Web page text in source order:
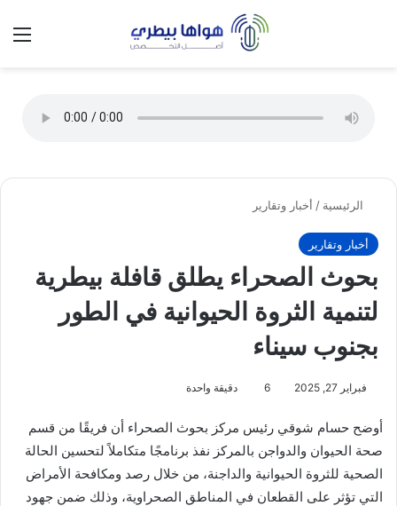
الوضع
الرئيسية / أخبار وتقارير
أخبار وتقارير
بحوث الصحراء يطلق قافلة بيطرية
لتنمية الثروة الحيوانية في الطور
بجنوب سيناء
فبراير 27, 2025 6 دقيقة واحدة
أوضح حسام شوقي رئيس مركز بحوث الصحراء أن فريقًا من قسم
صحة الحيوان والدواجن بالمركز نفذ برنامجًا متكاملاً لتحسين الحالة
الصحية للثروة الحيوانية والداجنة، من خلال رصد ومكافحة الأمراض
التي تؤثر على القطعان في المناطق الصحراوية، وذلك ضمن جهود